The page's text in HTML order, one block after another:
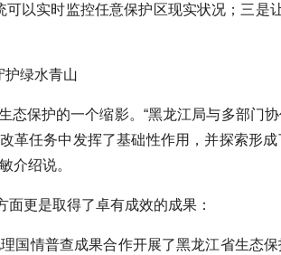
以实时监控任意保护区现实状况；三
山
保护的一个缩影。“黑龙江局与多部门
革任务中发挥了基础性作用，并探索形
介绍说。
更是取得了卓有成效的成果：
情普查成果合作开展了黑龙江省生态